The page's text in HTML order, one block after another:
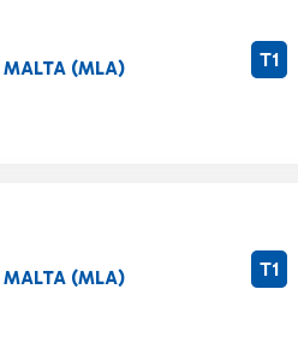
MALTA (MLA) T1
MALTA (MLA) T1